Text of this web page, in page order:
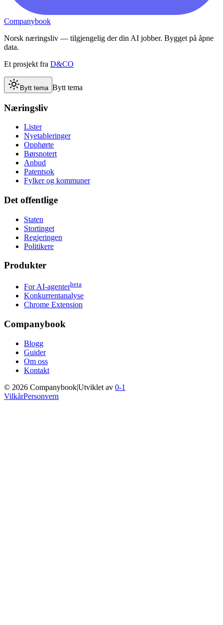
Companybook
Norsk næringsliv — tilgjengelig der din AI jobber. Bygget på åpne
data.
Et prosjekt fra D&CO
Bytt tema Bytt tema
Næringsliv
Lister
Nyetableringer
Opphørte
Børsnotert
Anbud
Patentsok
Fylker og kommuner
Det offentlige
Staten
Stortinget
Regjeringen
Politikere
Produkter
For AI-agenterbeta
Konkurrentanalyse
Chrome Extension
Companybook
Blogg
Guider
Om oss
Kontakt
© 2026 Companybook|Utviklet av 0-1
VilkårPersonvern